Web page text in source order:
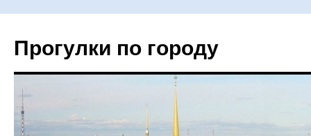
Прогулки по городу